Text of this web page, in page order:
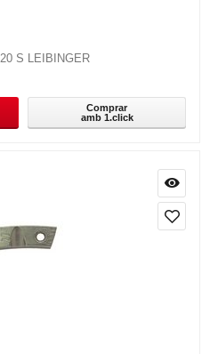
S LEIBINGER
Comprar
amb 1.click